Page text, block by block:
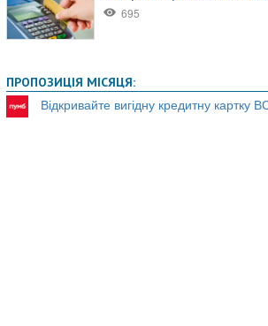
ПРОПОЗИЦІЯ МІСЯЦЯ:
Відкривайте вигідну кредитну